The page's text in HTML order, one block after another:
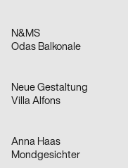
N&MS
Odas Balkonale
Neue Gestaltung
Villa Alfons
Anna Haas
Mondgesichter